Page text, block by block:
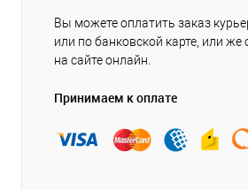
Вы можете оплатить заказ
или по банковской карте, или же
на сайте онлайн.
Принимаем к оплате